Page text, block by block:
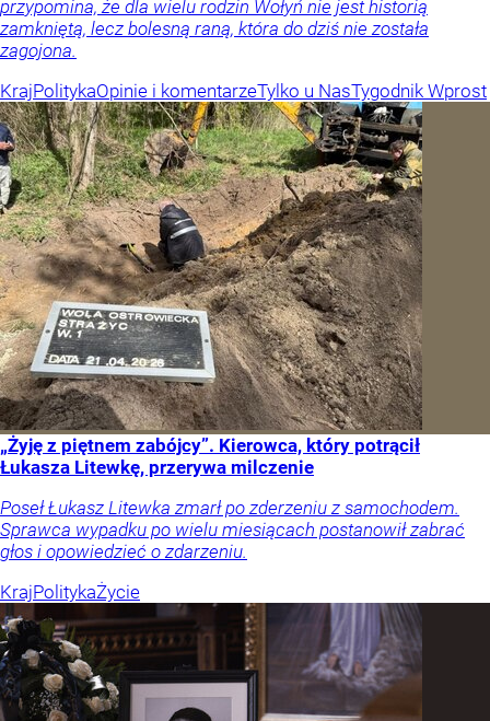
przypomina, że dla wielu rodzin Wołyń nie jest historią
zamkniętą, lecz bolesną raną, która do dziś nie została
zagojona.
KrajPolitykaOpinie i komentarzeTylko u NasTygodnik Wprost
„Żyję z piętnem zabójcy”. Kierowca, który potrącił
Łukasza Litewkę, przerywa milczenie
Poseł Łukasz Litewka zmarł po zderzeniu z samochodem.
Sprawca wypadku po wielu miesiącach postanowił zabrać
głos i opowiedzieć o zdarzeniu.
KrajPolitykaŻycie